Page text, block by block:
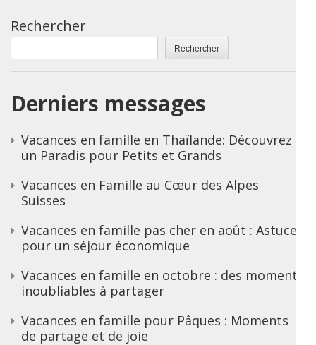
Rechercher
Rechercher
Derniers messages
Vacances en famille en Thaïlande: Découvrez
un Paradis pour Petits et Grands
Vacances en Famille au Cœur des Alpes
Suisses
Vacances en famille pas cher en août : Astuces
pour un séjour économique
Vacances en famille en octobre : des moments
inoubliables à partager
Vacances en famille pour Pâques : Moments
de partage et de joie